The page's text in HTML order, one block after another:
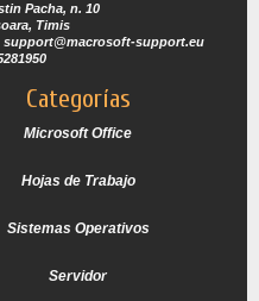
Pacha, n. 10
Timis
support@macrosoft-support.eu
Categorías
Microsoft Office
Hojas de Trabajo
Sistemas Operativos
Servidor